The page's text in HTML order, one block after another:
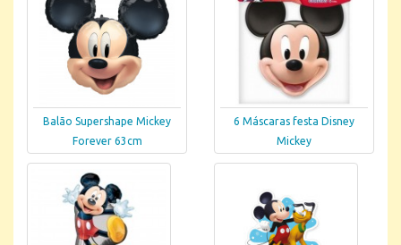
Balão Supershape Mickey
Forever 63cm
6 Máscaras festa Disney
Mickey